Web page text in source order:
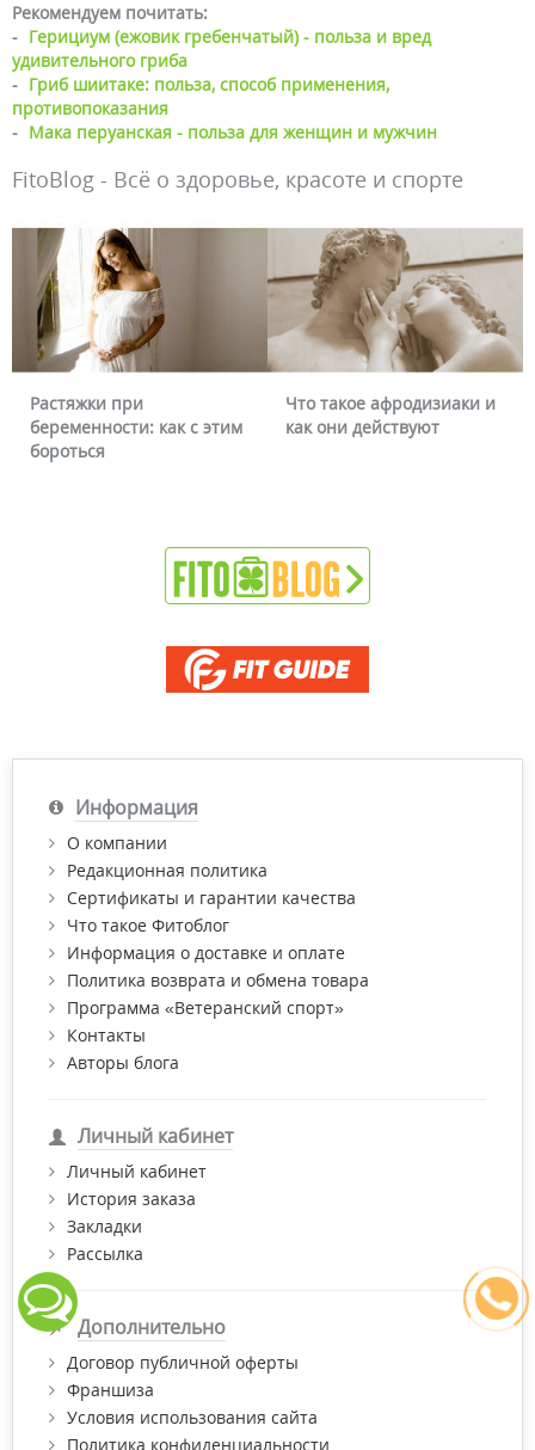
Рекомендуем почитать:
- Герициум (ежовик гребенчатый) - польза и вред
удивительного гриба
- Гриб шиитаке: польза, способ применения,
противопоказания
- Мака перуанская - польза для женщин и мужчин
FitoBlog - Всё о здоровье, красоте и спорте
Что такое афродизиаки и
как они действуют
Почему краснеет лицо и
можно ли это убрать
Информация
О компании
Редакционная политика
Сертификаты и гарантии качества
Что такое Фитоблог
Информация о доставке и оплате
Политика возврата и обмена товара
Программа «Ветеранский спорт»
Контакты
Авторы блога
Личный кабинет
Личный кабинет
История заказа
Закладки
Рассылка
Дополнительно
Договор публичной оферты
Франшиза
Условия использования сайта
Политика конфиденциальности